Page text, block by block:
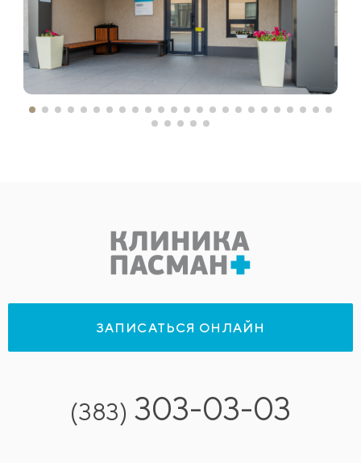
ЗАПИСАТЬСЯ ОНЛАЙН
(383) 303-03-03